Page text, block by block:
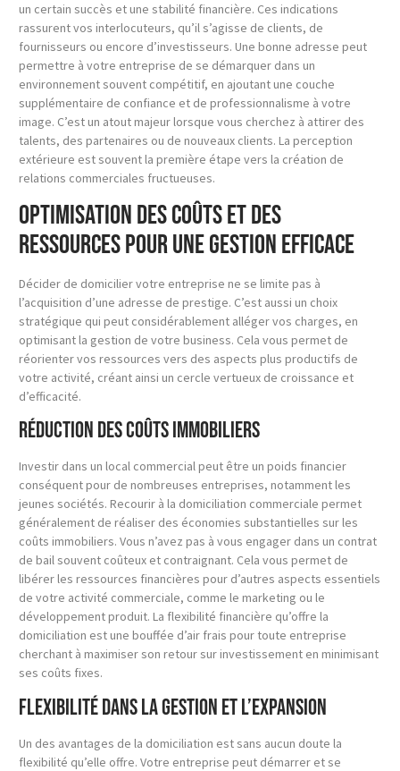
un certain succès et une stabilité financière. Ces indications
rassurent vos interlocuteurs, qu’il s’agisse de clients, de
fournisseurs ou encore d’investisseurs. Une bonne adresse peut
permettre à votre entreprise de se démarquer dans un
environnement souvent compétitif, en ajoutant une couche
supplémentaire de confiance et de professionnalisme à votre
image. C’est un atout majeur lorsque vous cherchez à attirer des
talents, des partenaires ou de nouveaux clients. La perception
extérieure est souvent la première étape vers la création de
relations commerciales fructueuses.
Optimisation des coûts et des
ressources pour une gestion efficace
Décider de domicilier votre entreprise ne se limite pas à
l’acquisition d’une adresse de prestige. C’est aussi un choix
stratégique qui peut considérablement alléger vos charges, en
optimisant la gestion de votre business. Cela vous permet de
réorienter vos ressources vers des aspects plus productifs de
votre activité, créant ainsi un cercle vertueux de croissance et
d’efficacité.
Réduction des coûts immobiliers
Investir dans un local commercial peut être un poids financier
conséquent pour de nombreuses entreprises, notamment les
jeunes sociétés. Recourir à la domiciliation commerciale permet
généralement de réaliser des économies substantielles sur les
coûts immobiliers. Vous n’avez pas à vous engager dans un contrat
de bail souvent coûteux et contraignant. Cela vous permet de
libérer les ressources financières pour d’autres aspects essentiels
de votre activité commerciale, comme le marketing ou le
développement produit. La flexibilité financière qu’offre la
domiciliation est une bouffée d’air frais pour toute entreprise
cherchant à maximiser son retour sur investissement en minimisant
ses coûts fixes.
Flexibilité dans la gestion et l’expansion
Un des avantages de la domiciliation est sans aucun doute la
flexibilité qu’elle offre. Votre entreprise peut démarrer et se